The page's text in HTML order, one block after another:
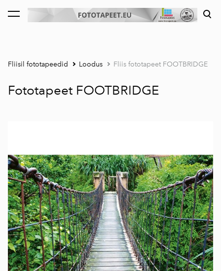
lisati ostukorvi. Vaata ostukorvi
Fliisil fototapeedid Loodus Fliis fototapeet FOOTBRIDGE
Fototapeet FOOTBRIDGE